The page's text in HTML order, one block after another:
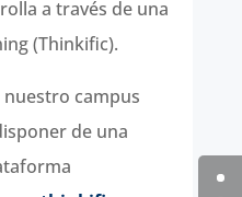
a través de una
(Thinkific).
nuestro campus
de una